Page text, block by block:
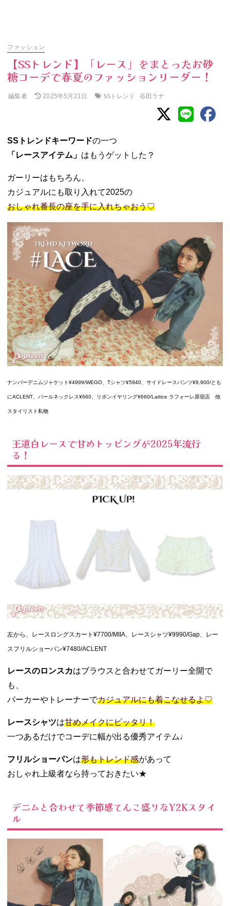
ファッション
【SSトレンド】「レース」をまとったお砂
糖コーデで春夏のファッションリーダー！
編集者 2025年5月21日 SSトレンド 谷田ラナ
SSトレンドキーワードの一つ
「レースアイテム」 はもうゲットした？
ガーリーはもちろん、
カジュアルにも取り入れて2025の
おしゃれ番長の座を手に入れちゃおう♡
ナンバーデニムジャケット¥4999/WEGO、Tシャツ¥5940、サイドレースパンツ¥9,900/とも
にACLENT、パールネックレス¥660、リボンイヤリング¥660/Lattice ラフォーレ原宿店 他
スタイリスト私物
王道白レースで甘めトッピングが2025年流行
る！
左から、レースロングスカート¥7700/MIIA、レースシャツ¥9990/Gap、レー
スフリルショーパン¥7480/ACLENT
レースのロンスカはブラウスと合わせてガーリー全開で
も、
パーカーやトレーナーでカジュアルにも着こなせるよ♡
レースシャツは甘めメイクにピッタリ！
一つあるだけでコーデに幅が出る優秀アイテム♩
フリルショーパンは形もトレンド感があって
おしゃれ上級者なら持っておきたい★
デニムと合わせて季節感てんこ盛りなY2Kスタイ
ル